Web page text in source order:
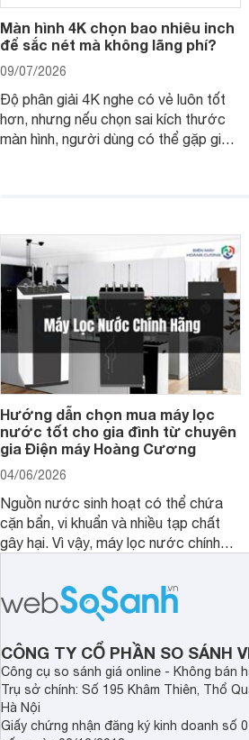
Màn hình 4K chọn bao nhiêu inch
để sắc nét mà không lãng phí?
09/07/2026
Độ phân giải 4K nghe có vẻ luôn tốt
hơn, nhưng nếu chọn sai kích thước
màn hình, người dùng có thể gặp giao
Hướng dẫn chọn mua máy lọc
nước tốt cho gia đình từ chuyên
gia Điện máy Hoàng Cương
04/06/2026
Nguồn nước sinh hoạt có thể chứa
cặn bẩn, vi khuẩn và nhiều tạp chất
gây hại. Vì vậy, máy lọc nước chính
sức khỏe và đảm bảo nguồn nước
sạch cho cả gia đình.
CÔNG TY CỔ PHẦN SO SÁNH
Công cụ so sánh giá online - Không bán
Trụ sở chính: Số 195 Khâm Thiên, Thổ
Hà Nội
Giấy chứng nhận đăng ký kinh doanh số